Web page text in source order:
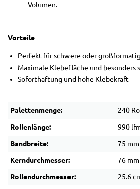
Volumen.
Vorteile
Perfekt für schwere oder
Maximale Klebefläche und besonders
Soforthaftung und hohe Klebekraft
Palettenmenge: 240
Rollenlänge: 990
Bandbreite: 75 mm
Kerndurchmesser: 76 mm
Rollendurchmesser: 25.6